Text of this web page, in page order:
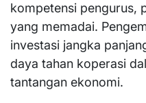
kompetensi pengurus,
yang memadai.
investasi jangka
daya tahan koperasi
tantangan ekonomi.